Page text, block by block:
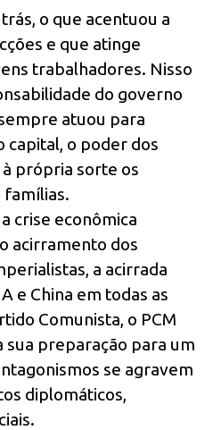
o que acentuou a
e que atinge
trabalhadores. Nisso
do governo
atuou para
capital, o poder dos
própria sorte os
famílias.
crise econômica
acirramento dos
a acirrada
e China em todas as
Comunista, o PCM
sua preparação para um
se agravem
diplomáticos,